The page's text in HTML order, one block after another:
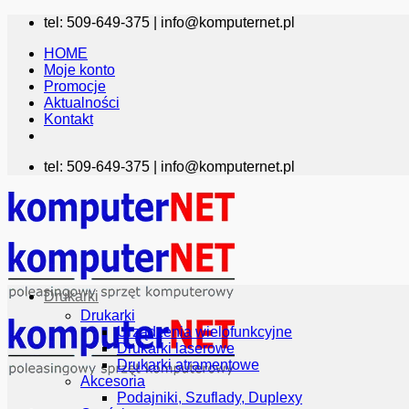
Przewiń
zawartości
tel: 509-649-375 | info@komputernet.pl
HOME
Moje konto
Promocje
Aktualności
Kontakt
tel: 509-649-375 | info@komputernet.pl
Drukarki
Drukarki
Urządzenia wielofunkcyjne
Drukarki laserowe
Drukarki atramentowe
Akcesoria
Podajniki, Szuflady, Duplexy